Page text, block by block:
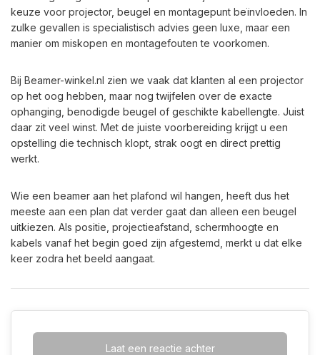
keuze voor projector, beugel en montagepunt beïnvloeden. In
zulke gevallen is specialistisch advies geen luxe, maar een
manier om miskopen en montagefouten te voorkomen.
Bij Beamer-winkel.nl zien we vaak dat klanten al een projector
op het oog hebben, maar nog twijfelen over de exacte
ophanging, benodigde beugel of geschikte kabellengte. Juist
daar zit veel winst. Met de juiste voorbereiding krijgt u een
opstelling die technisch klopt, strak oogt en direct prettig
werkt.
Wie een beamer aan het plafond wil hangen, heeft dus het
meeste aan een plan dat verder gaat dan alleen een beugel
uitkiezen. Als positie, projectieafstand, schermhoogte en
kabels vanaf het begin goed zijn afgestemd, merkt u dat elke
keer zodra het beeld aangaat.
Laat een reactie achter